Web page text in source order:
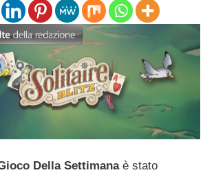
Della Settimanaè stato